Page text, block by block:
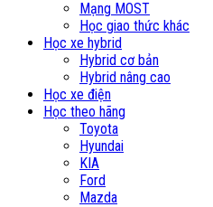
Mạng MOST
Học giao thức khác
Học xe hybrid
Hybrid cơ bản
Hybrid nâng cao
Học xe điện
Học theo hãng
Toyota
Hyundai
KIA
Ford
Mazda